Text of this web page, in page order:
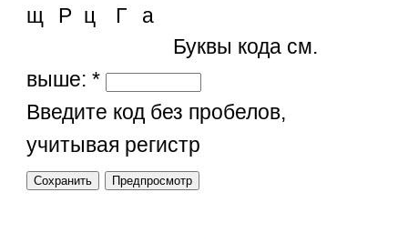
Р
щ Г а
ц
Буквы кода см.
выше:*
Введите код без пробелов,
учитывая регистр